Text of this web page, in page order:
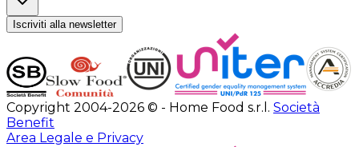
Iscriviti alla newsletter
Copyright 2004-2026 © - Home Food s.r.l. Società
Benefit
Area Legale e Privacy